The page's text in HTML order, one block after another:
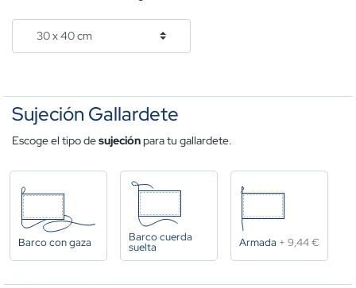
Sujeción Gallardete
Escoge el tipo desujeciónpara tu gallardete.
Barco con gaza Barco cuerda
suelta Armada +9,44 €